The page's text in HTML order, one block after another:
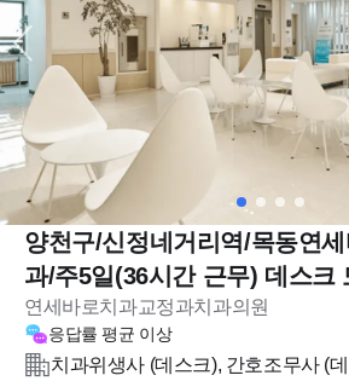
양천구/신정네거리역/목동연
과/주5일(36시간 근무) 데스크
연세바로치과교정과치과의원
응답률평균 이상
치과위생사 (데스크), 간호조무사 (